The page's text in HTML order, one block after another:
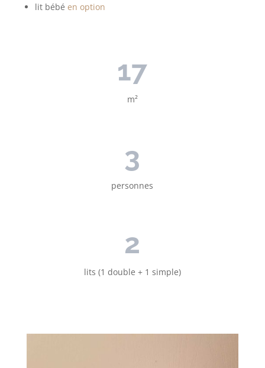
lit bébé en option
17
m²
3
personnes
2
lits (1 double + 1 simple)